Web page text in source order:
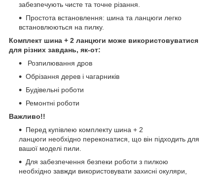
забезпечують чисте та точне різання.
Простота встановлення: шина та ланцюги легко
встановлюються на пилку.
Комплект шина + 2 ланцюги може використовуватися
для різних завдань, як-от:
Розпилювання дров
Обрізання дерев і чагарників
Будівельні роботи
Ремонтні роботи
Важливо!!
Перед купівлею комплекту шина + 2
ланцюги необхідно переконатися, що він підходить для
вашої моделі пили.
Для забезпечення безпеки роботи з пилкою
необхідно завжди використовувати захисні окуляри,